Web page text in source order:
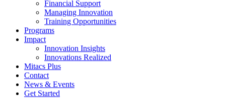
Financial Support
Managing Innovation
Training Opportunities
Programs
Impact
Innovation Insights
Innovations Realized
Mitacs Plus
Contact
News & Events
Get Started